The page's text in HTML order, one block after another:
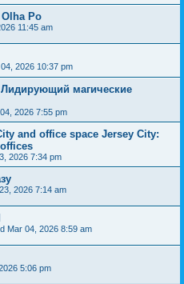
Po
11:45 am
2026 10:37 pm
магические
2026 7:55 pm
and office space Jersey City:
2026 7:34 pm
2026 7:14 am
Mar 04, 2026 8:59 am
5:06 pm